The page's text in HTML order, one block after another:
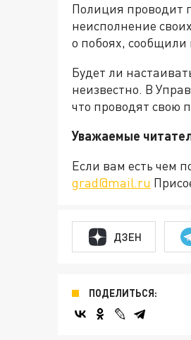
Полиция проводит
неисполнение
о побоях,
Будет ли
неизвестно. В
что проводят свою
Уважаемые
Если вам есть чем
grad@mail.ru
ДЗЕН
ПОДЕЛИТЬСЯ: